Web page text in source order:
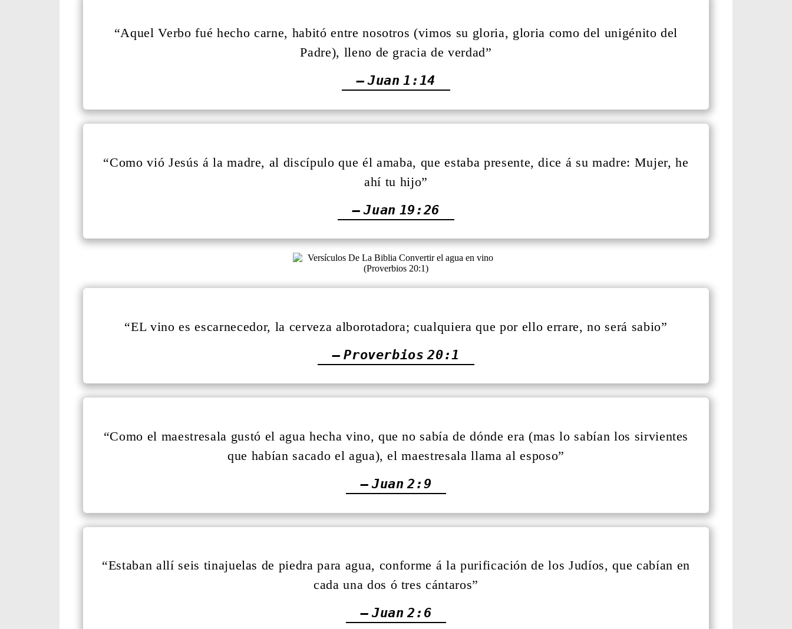
“Aquel Verbo fué hecho carne, habitó entre nosotros (vimos su gloria, gloria como del unigénito del
Padre), lleno de gracia de verdad”
— Juan 1:14
“Como vió Jesús á la madre, al discípulo que él amaba, que estaba presente, dice á su madre: Mujer, he
ahí tu hijo”
— Juan 19:26
“EL vino es escarnecedor, la cerveza alborotadora; cualquiera que por ello errare, no será sabio”
— Proverbios 20:1
“Como el maestresala gustó el agua hecha vino, que no sabía de dónde era (mas lo sabían los sirvientes
que habían sacado el agua), el maestresala llama al esposo”
— Juan 2:9
“Estaban allí seis tinajuelas de piedra para agua, conforme á la purificación de los Judíos, que cabían en
cada una dos ó tres cántaros”
— Juan 2:6